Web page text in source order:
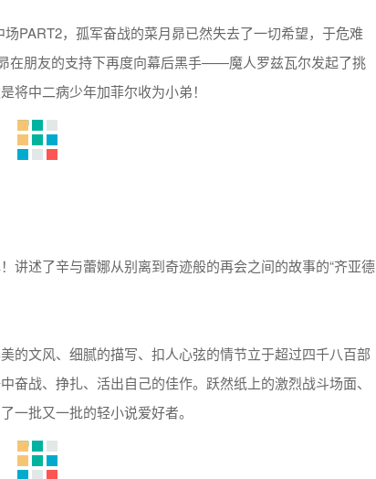
场PART2，孤军奋战的菜月昴已然失去了一切希望，于危难
在朋友的支持下再度向幕后黑手——魔人罗兹瓦尔发起了挑
将中二病少年加菲尔收为小弟！
讲述了辛与蕾娜从别离到奇迹般的再会之间的故事的“齐亚德
的文风、细腻的描写、扣人心弦的情节立于超过四千八百部
战、挣扎、活出自己的佳作。跃然纸上的激烈战斗场面、
一批又一批的轻小说爱好者。